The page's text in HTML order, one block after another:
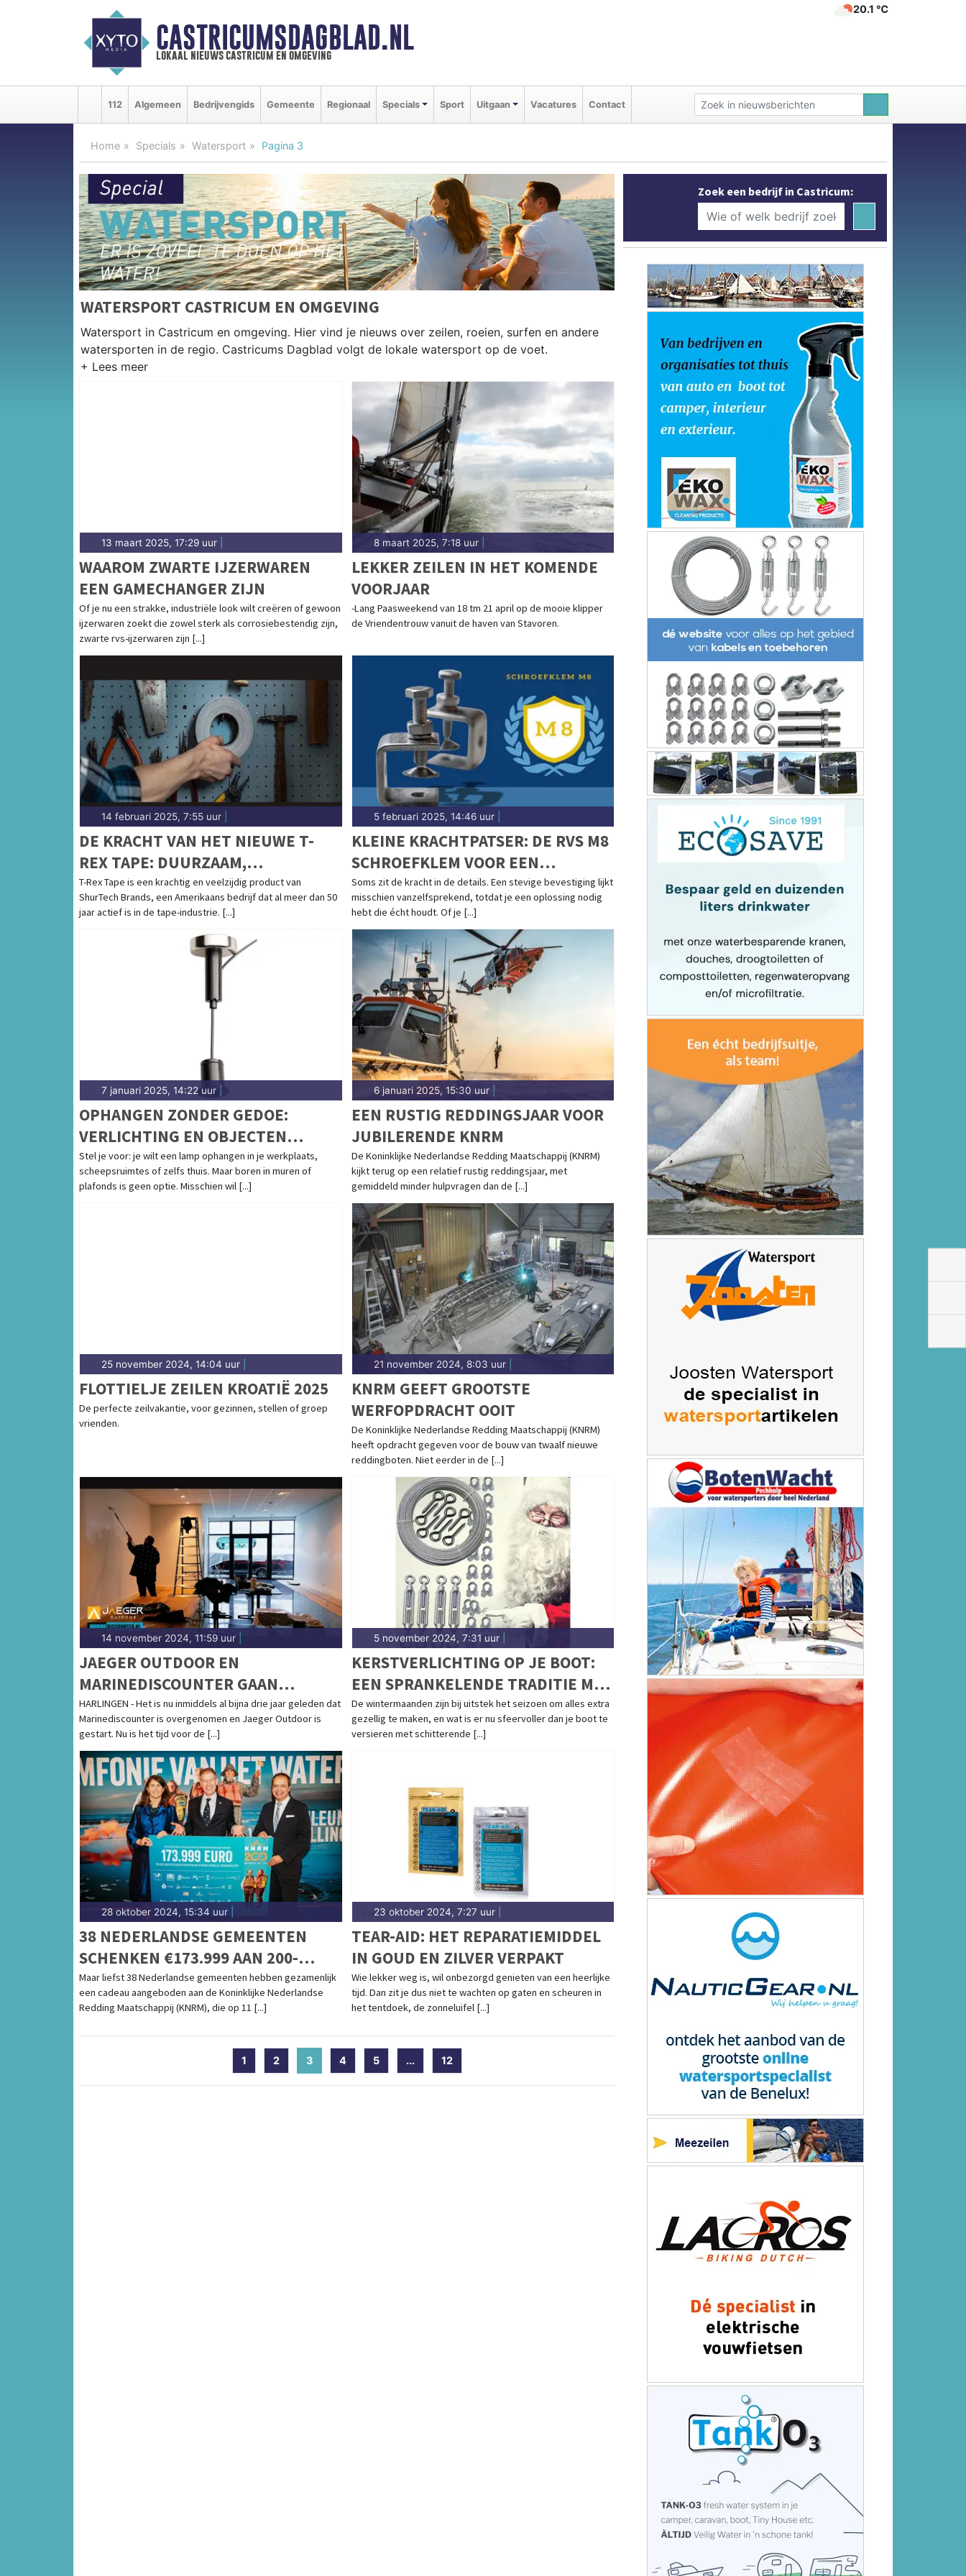
CASTRICUMSDAGBLAD.NL
lokaal nieuws castricum en omgeving
20.1 ℃
112 Algemeen Bedrijvengids Gemeente Regionaal Specials Sport Uitgaan Vacatures Contact
Home Specials Watersport Pagina 3
WATERSPORT CASTRICUM EN OMGEVING
Watersport in Castricum en omgeving. Hier vind je nieuws over zeilen, roeien, surfen en andere
watersporten in de regio. Castricums Dagblad volgt de lokale watersport op de voet.
13 maart 2025, 17:29 uur
WAAROM ZWARTE IJZERWAREN
EEN GAMECHANGER ZIJN
Of je nu een strakke, industriële look wilt creëren of gewoon
ijzerwaren zoekt die zowel sterk als corrosiebestendig zijn,
zwarte rvs-ijzerwaren zijn [...]
8 maart 2025, 7:18 uur|
LEKKER ZEILEN IN HET KOMENDE
VOORJAAR
-Lang Paasweekend van 18 tm 21 april op de mooie klipper
de Vriendentrouw vanuit de haven van Stavoren.
14 februari 2025, 7:55 uur
DE KRACHT VAN HET NIEUWE T-
REX TAPE: DUURZAAM,
WEERBESTENDIG EN
ONVERSLAANBAAR
T-Rex Tape is een krachtig en veelzijdig product van
ShurTech Brands, een Amerikaans bedrijf dat al meer dan 50
jaar actief is in de tape-industrie. [...]
5 februari 2025, 14:46 uur|
KLEINE KRACHTPATSER: DE RVS M8
SCHROEFKLEM VOOR EEN
IJZERSTERKE VERBINDING
Soms zit de kracht in de details. Een stevige bevestiging lijkt
misschien vanzelfsprekend, totdat je een oplossing nodig
hebt die écht houdt. Of je [...]
7 januari 2025, 14:22 uur
OPHANGEN ZONDER GEDOE:
VERLICHTING EN OBJECTEN
BEVESTIGEN MET MAGNETISCHE
OPHANGSYSTEMEN
Stel je voor: je wilt een lamp ophangen in je werkplaats,
scheepsruimtes of zelfs thuis. Maar boren in muren of
plafonds is geen optie. Misschien wil [...]
6 januari 2025, 15:30 uur|
EEN RUSTIG REDDINGSJAAR VOOR
JUBILERENDE KNRM
De Koninklijke Nederlandse Redding Maatschappij (KNRM)
kijkt terug op een relatief rustig reddingsjaar, met
gemiddeld minder hulpvragen dan de [...]
25 november 2024, 14:04 uur
FLOTTIELJE ZEILEN KROATIË 2025
De perfecte zeilvakantie, voor gezinnen, stellen of groep
vrienden.
21 november 2024, 8:03 uur|
KNRM GEEFT GROOTSTE
WERFOPDRACHT OOIT
De Koninklijke Nederlandse Redding Maatschappij (KNRM)
heeft opdracht gegeven voor de bouw van twaalf nieuwe
reddingboten. Niet eerder in de [...]
14 november 2024, 11:59 uur
JAEGER OUTDOOR EN
MARINEDISCOUNTER GAAN
UITBREIDEN! HET NIEUWE ADRES
WORDT KANAALWEG 29-1
HARLINGEN - Het is nu inmiddels al bijna drie jaar geleden dat
Marinediscounter is overgenomen en Jaeger Outdoor is
gestart. Nu is het tijd voor de [...]
5 november 2024, 7:31 uur|
KERSTVERLICHTING OP JE BOOT:
EEN SPRANKELENDE TRADITIE MET
EEN STEVIGE BASIS
De wintermaanden zijn bij uitstek het seizoen om alles extra
gezellig te maken, en wat is er nu sfeervoller dan je boot te
versieren met schitterende [...]
28 oktober 2024, 15:34 uur
38 NEDERLANDSE GEMEENTEN
SCHENKEN €173.999 AAN 200-
JARIGE KNRM!
Maar liefst 38 Nederlandse gemeenten hebben gezamenlijk
een cadeau aangeboden aan de Koninklijke Nederlandse
Redding Maatschappij (KNRM), die op 11 [...]
23 oktober 2024, 7:27 uur|
TEAR-AID: HET REPARATIEMIDDEL
IN GOUD EN ZILVER VERPAKT
Wie lekker weg is, wil onbezorgd genieten van een heerlijke
tijd. Dan zit je dus niet te wachten op gaten en scheuren in
het tentdoek, de zonneluifel [...]
1 2 3(current)
4 5 ... 12
Zoek een bedrijf in Castricum: